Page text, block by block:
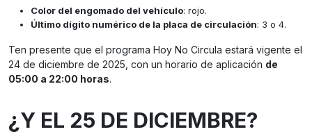
Color del engomado del vehículo: rojo.
Último dígito numérico de la placa de circulación: 3 o 4.
Ten presente que el programa Hoy No Circula estará vigente el
24 de diciembre de 2025, con un horario de aplicación de
05:00 a 22:00 horas.
¿Y EL 25 DE DICIEMBRE?